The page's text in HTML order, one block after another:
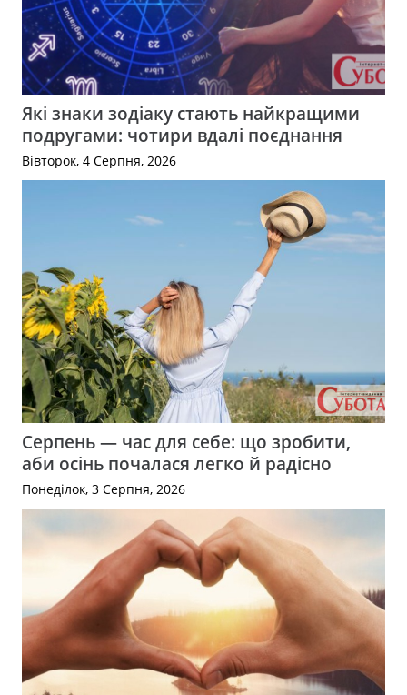
Які знаки зодіаку стають найкращими
подругами: чотири вдалі поєднання
Вівторок, 4 Серпня, 2026
Серпень — час для себе: що зробити,
аби осінь почалася легко й радісно
Понеділок, 3 Серпня, 2026